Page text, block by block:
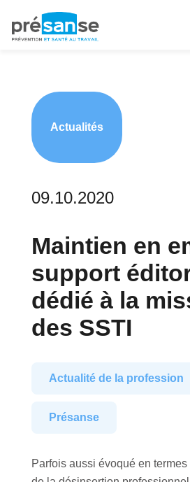
principale
Actualités
09.10.2020
Maintien en
support
dédié à la
des SSTI
Actualité de la profession
Présanse
Parfois aussi évoqué en